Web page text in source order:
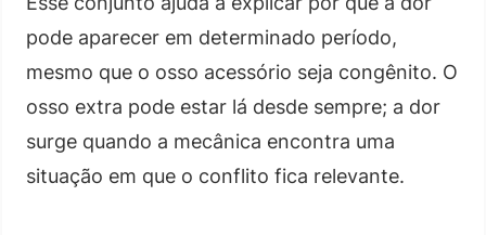
pode aparecer em determinado período,
mesmo que o osso acessório seja congênito. O
osso extra pode estar lá desde sempre; a dor
surge quando a mecânica encontra uma
situação em que o conflito fica relevante.